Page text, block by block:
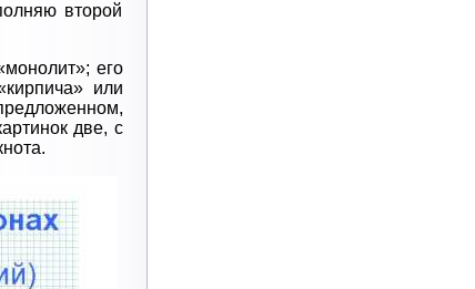
второй
его
или
две, с